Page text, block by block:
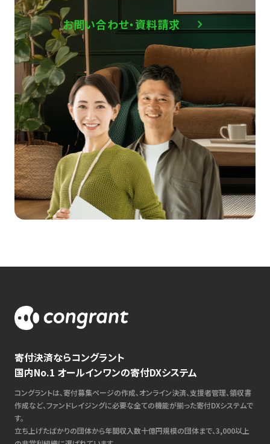
お問い合わせ・資料請求
寄付決済ならコングラント
国内No.1 オールインワンの寄付DXシステム
コングラントは、寄付募集ページの作成、オンライン決済、支援者管理、領収書
作成など、ファンドレイジングに必要な全ての機能が揃った寄付DXシステムで
す。
立ち上げたばかりの団体から年間収入数十億円規模の団体まで、3,000以上